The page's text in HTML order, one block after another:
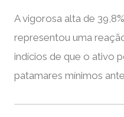
A vigorosa alta de
representou uma
indícios de que o ativo
patamares mínimos